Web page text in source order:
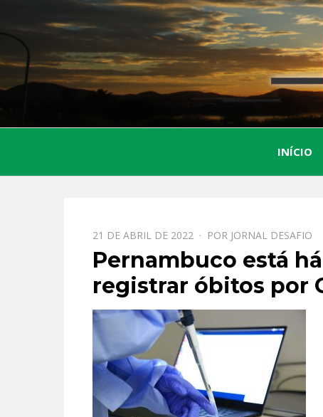
INÍCIO
PPOSTADO
EM
21 DE ABRIL DE 2022 POR JORNAL DESAFIO
Pernambuco está
registrar óbitos por